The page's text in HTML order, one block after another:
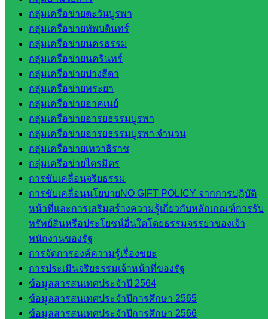
กลุ่มเครือข่ายตะวันบูรพา
กลุ่มเครือข่ายทัพบดินทร์
กลุ่มเครือข่ายนครธรรม
กลุ่มเครือข่ายนครินทร์
กลุ่มเครือข่ายปางสีดา
กลุ่มเครือข่ายพระยา
กลุ่มเครือข่ายอาคเนย์
กลุ่มเครือข่ายอารยธรรมบูรพา
กลุ่มเครือข่ายอารยธรรมบูรพา จำนวน
กลุ่มเครือข่ายเทวาธิราช
กลุ่มเครือข่ายไตรมิตร
การขับเคลื่อนจริยธรรม
การขับเคลื่อนนโยบายNO GIFT POLICY จากการปฏิบัติ
หน้าที่และการเสริมสร้างความรู้เกี่ยวกับหลักเกณฑ์การรับ
ทรัพย์สินหรือประโยชน์อื่นใดโดยธรรมจรรยาของเจ้า
พนักงานของรัฐ
การจัดการองค์ความรู้เรื่องขยะ
การประเมินจริยธรรมเจ้าหน้าที่ของรัฐ
ข้อมูลสารสนเทศประจำปี 2564
ข้อมูลสารสนเทศประจำปีการศึกษา 2565
ข้อมูลสารสนเทศประจำปีการศึกษา 2566
ในสังกัด
สพป.สระแก้ว
เขต 1
โรงเรียน
ในสังกัด
สพป.สระแก้ว
เขต 2
วิทยาลัย
เทคนิค
สระแก้ว
วิทยาลัย
เทคนิค
วังน้ำเย็น
กศน.สระแก้ว
เว็บไซต์
กลุ่มงาน
สำนักงาน